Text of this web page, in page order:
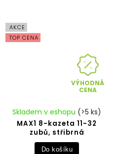
AKCE
TOP CENA
VÝHODNÁ
CENA
MAX1 8-kazeta 11-32
zubů, střibrná
Skladem v eshopu (>5 ks)
Do košíku